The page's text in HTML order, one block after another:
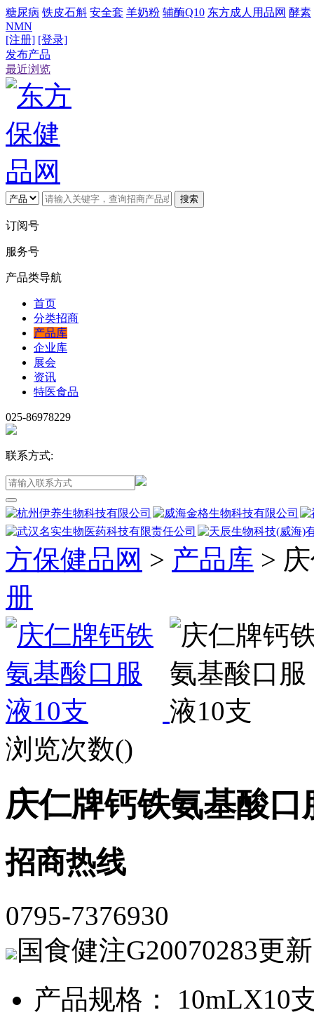
糖尿病 铁皮石斛 安全套 羊奶粉 辅酶Q10 东方成人用品网 酵素
NMN
[注册] [登录]
发布产品
最近浏览
搜索
订阅号
服务号
产品类导航
首页
分类招商
产品库
企业库
展会
资讯
特医食品
025-86978229
联系方式:
方保健品网 > 产品库 >
册
浏览次数()
庆仁牌钙铁氨基酸口
招商热线
0795-7376930
国食健注G20070283更
产品规格： 10mLX10